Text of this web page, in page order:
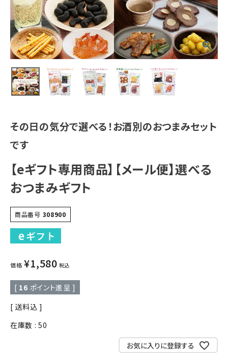
その日の気分で選べる！お酒別のおつまみセット
です
【eギフト専用商品】【メール便】選べる
おつまみギフト
商品番号 308900
価格 ¥1,580 税込
[ 16 ポイント進呈 ]
送料込
在庫数
50
お気に入りに登録する